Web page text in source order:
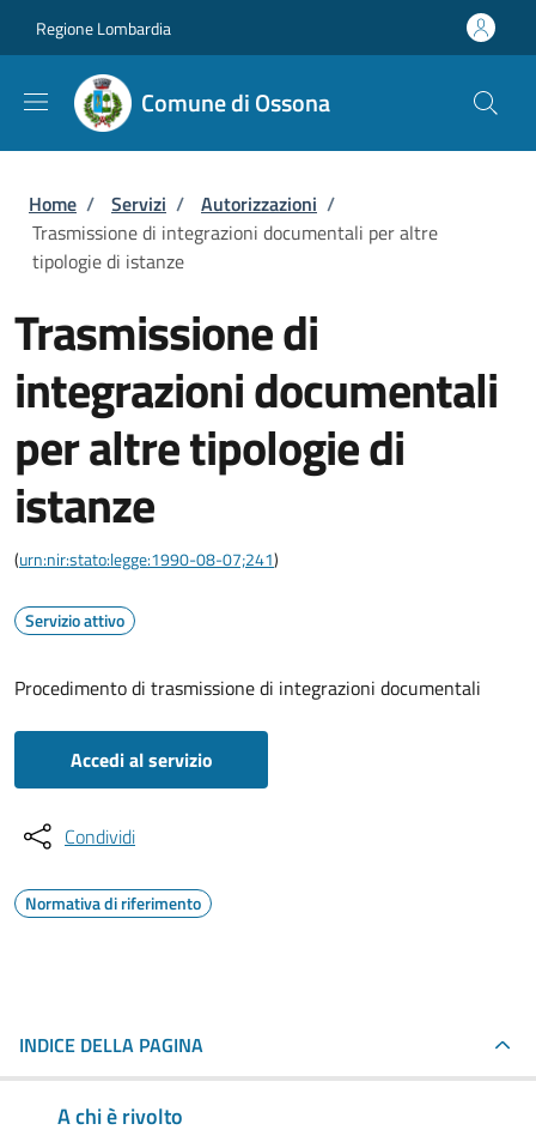
Regione Lombardia
Comune di Ossona
Briciole di pane
Home / Servizi / Autorizzazioni /
Trasmissione di integrazioni documentali per altre
tipologie di istanze
Trasmissione di
integrazioni documentali
per altre tipologie di
istanze
(urn:nir:stato:legge:1990-08-07;241)
Servizio attivo
Procedimento di trasmissione di integrazioni documentali
Accedi al servizio
Condividi
Normativa di riferimento
INDICE DELLA PAGINA
A chi è rivolto